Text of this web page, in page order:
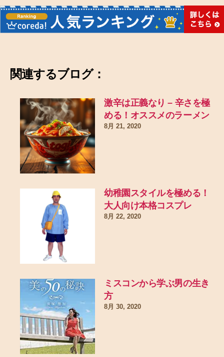
関連するブログ：
激辛は正義なり – 辛さを極
める！オススメのラーメン
8月 21, 2020
幼稚園スタイルを極める！
大人向け本格コスプレ
8月 22, 2020
ミスコンから学ぶ男の生き
方
8月 30, 2020